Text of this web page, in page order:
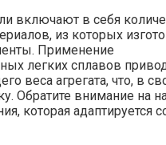
включают в себя
из которых
Применение
легких сплавов
веса агрегата, что, в
Обратите внимание на
которая адаптируется